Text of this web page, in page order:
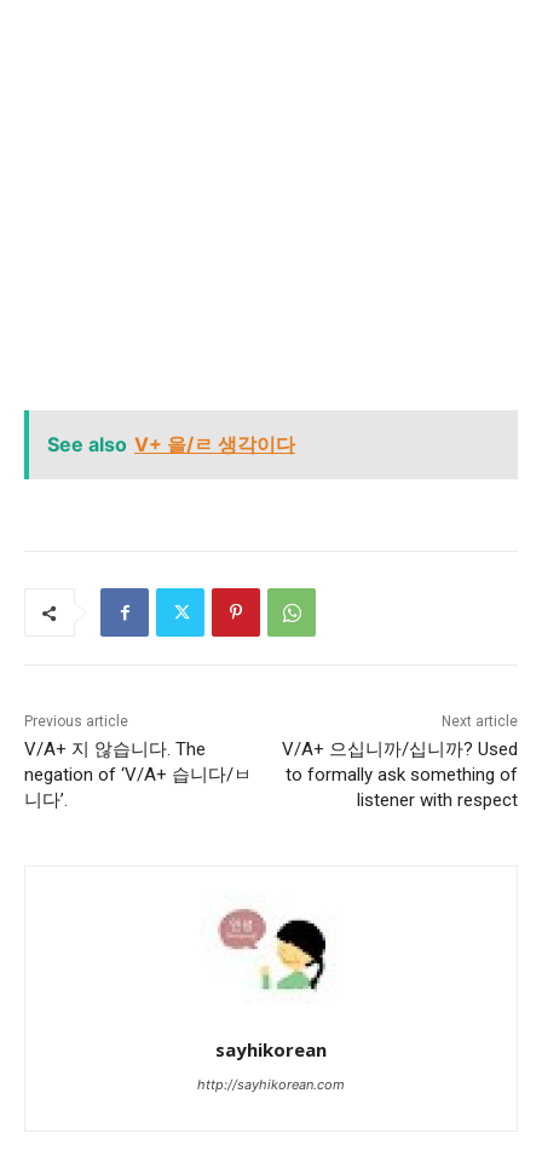
See also V+ 을/ㄹ 생각이다
Previous article
V/A+ 지 않습니다. The
negation of ‘V/A+ 습니다/ㅂ
니다’.
Next article
V/A+ 으십니까/십니까? Used
to formally ask something of
listener with respect
sayhikorean
http://sayhikorean.com